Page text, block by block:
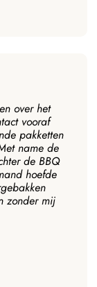
over het
vooraf
pakketten
name de
de BBQ
hoefde
zonder mij